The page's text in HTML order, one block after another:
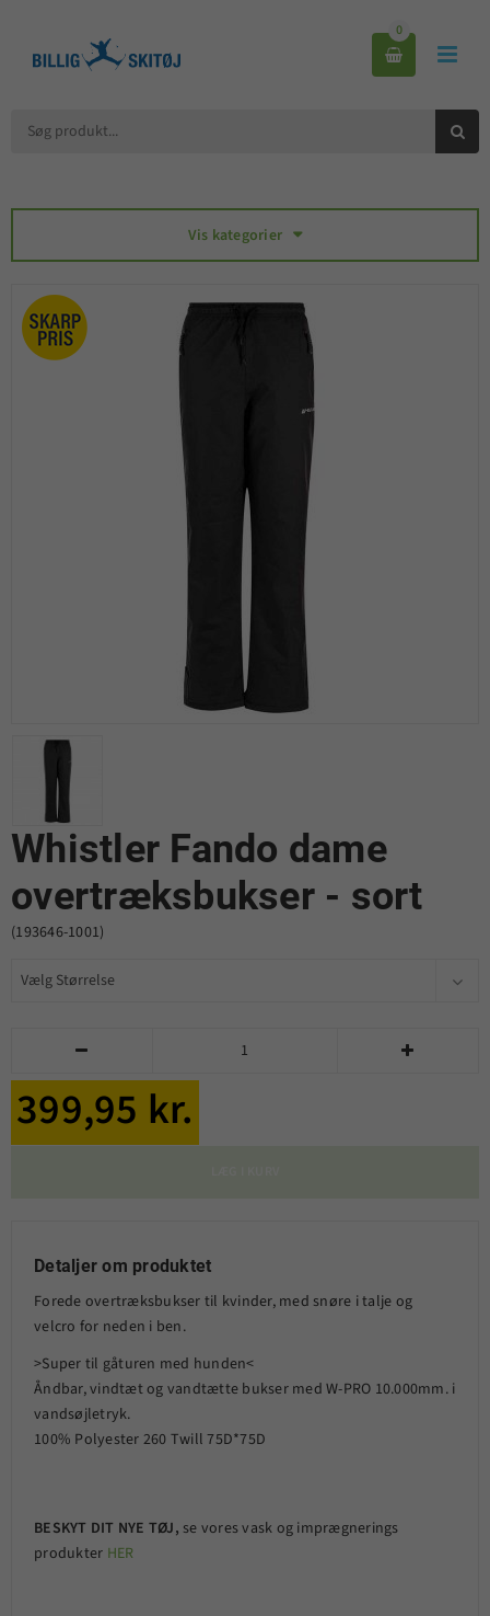


0

Vis kategorier 
Whistler Fando dame
overtræksbukser - sort
(193646-1001)
 
399,95 kr.
Detaljer om produktet
Forede overtræksbukser til kvinder, med snøre i talje og
velcro for neden i ben.
>Super til gåturen med hunden<
Åndbar, vindtæt og vandtætte bukser med W-PRO 10.000mm. i
vandsøjletryk.
100% Polyester 260 Twill 75D*75D
BESKYT DIT NYE TØJ, se vores vask og imprægnerings
produkter HER